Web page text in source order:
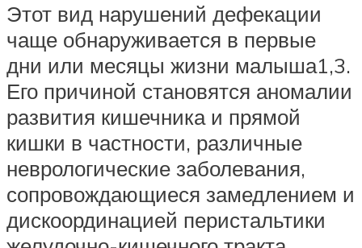
Этот вид нарушений дефекации
чаще обнаруживается в первые
дни или месяцы жизни малыша1,3.
Его причиной становятся аномалии
развития кишечника и прямой
кишки в частности, различные
неврологические заболевания,
сопровождающиеся замедлением и
дискоординацией перистальтики